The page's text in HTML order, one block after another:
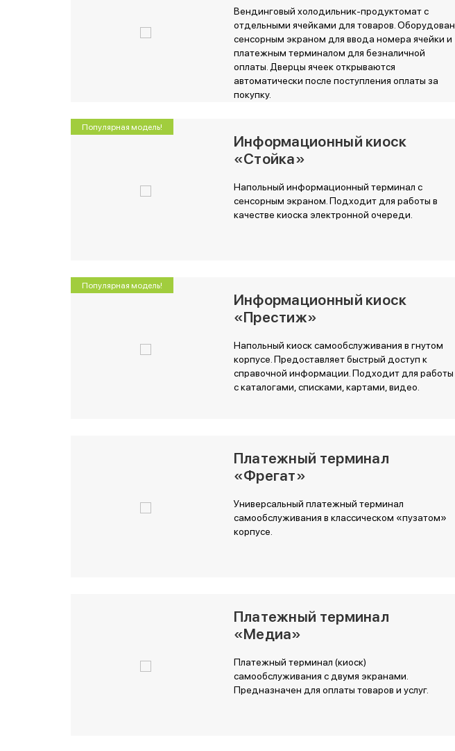
Вендинговый холодильник-продуктомат с
отдельными ячейками для товаров. Оборудован
сенсорным экраном для ввода номера ячейки и
платежным терминалом для безналичной
оплаты. Дверцы ячеек открываются
автоматически после поступления оплаты за
покупку.
Популярная модель!
Информационный киоск
«Стойка»
Напольный информационный терминал с
сенсорным экраном. Подходит для работы в
качестве киоска электронной очереди.
Популярная модель!
Информационный киоск
«Престиж»
Напольный киоск самообслуживания в гнутом
корпусе. Предоставляет быстрый доступ к
справочной информации. Подходит для работы
с каталогами, списками, картами, видео.
Платежный терминал
«Фрегат»
Универсальный платежный терминал
самообслуживания в классическом «пузатом»
корпусе.
Платежный терминал
«Медиа»
Платежный терминал (киоск)
самообслуживания с двумя экранами.
Предназначен для оплаты товаров и услуг.